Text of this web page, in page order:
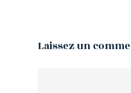
Laissez un